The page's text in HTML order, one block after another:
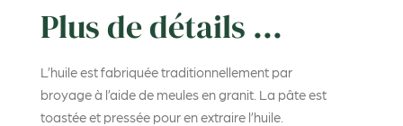
Plus de détails ...
L’huile est fabriquée traditionnellement par
broyage à l’aide de meules en granit. La pâte est
toastée et pressée pour en extraire l’huile.